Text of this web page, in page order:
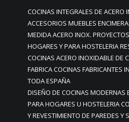
COCINAS INTEGRALES DE ACERO
ACCESORIOS MUEBLES
MEDIDA ACERO INOX.
HOGARES Y PARA HOSTELERIA
COCINAS ACERO INOXIDABLE DE
FABRICA COCINAS FABRICANTES
TODA ESPAÑA
DISEÑO DE COCINAS MODERNAS
PARA HOGARES U HOSTELERIA
Y REVESTIMIENTO DE PAREDES Y